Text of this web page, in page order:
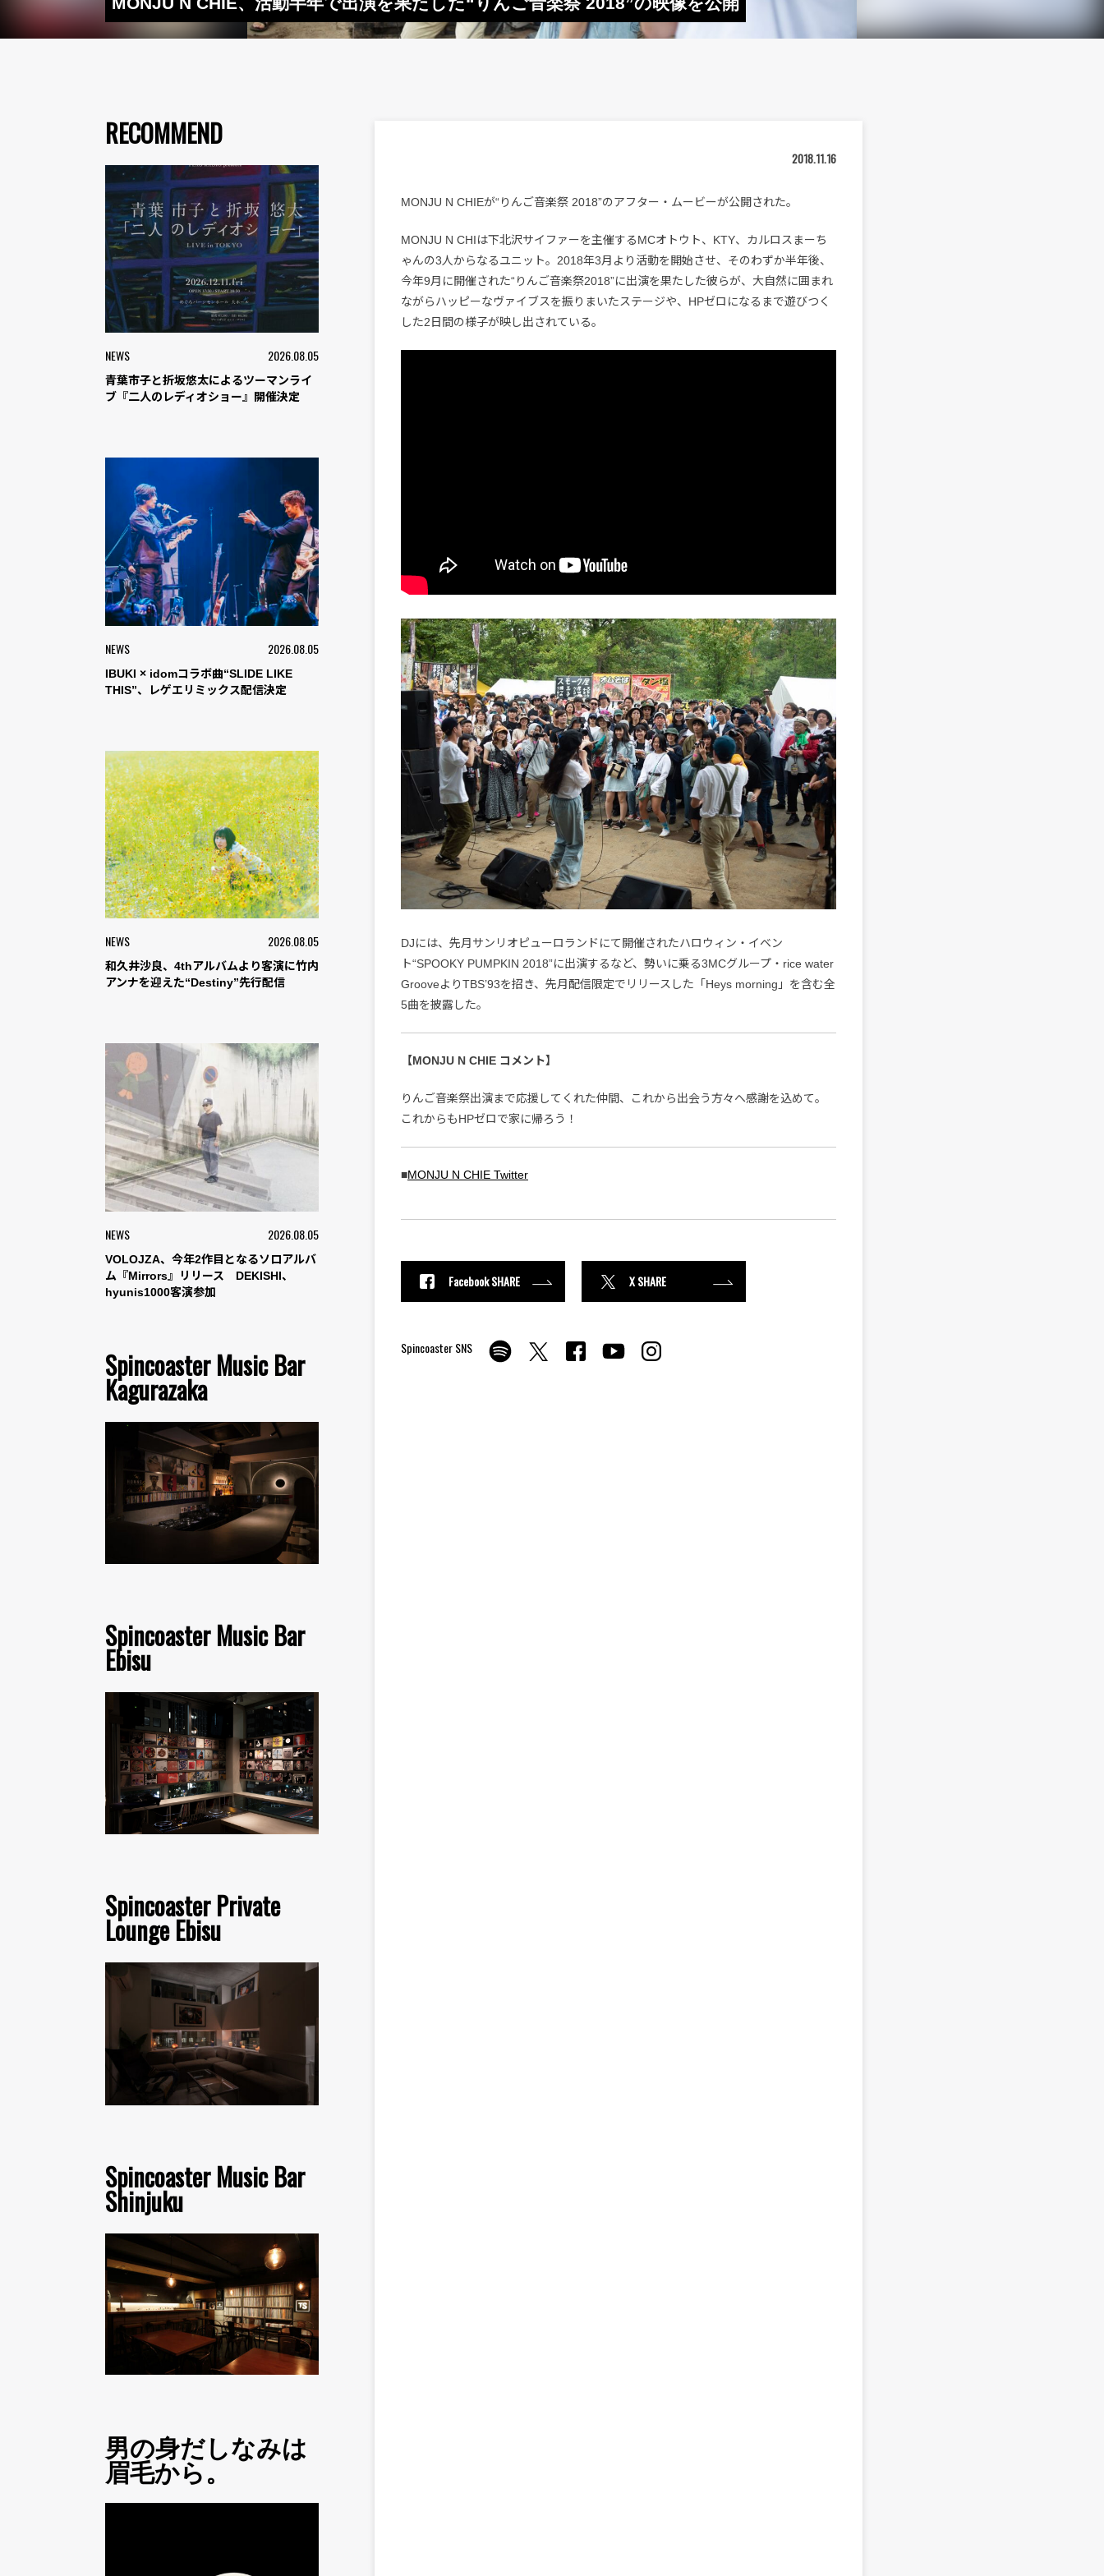
RECOMMEND
NEWS 2026.08.05
青葉市子と折坂悠太によるツーマンライ
ブ『二人のレディオショー』開催決定
NEWS 2026.08.05
IBUKI × idomコラボ曲“SLIDE LIKE
THIS”、レゲエリミックス配信決定
NEWS 2026.08.05
和久井沙良、4thアルバムより客演に竹内
アンナを迎えた“Destiny”先行配信
NEWS 2026.08.05
VOLOJZA、今年2作目となるソロアルバ
ム『Mirrors』リリース DEKISHI、
hyunis1000客演参加
Spincoaster Music Bar
Kagurazaka
Spincoaster Music Bar
Ebisu
Spincoaster Private
Lounge Ebisu
Spincoaster Music Bar
Shinjuku
男の身だしなみは
眉毛から。
2018.11.16
MONJU N CHIEが“りんご音楽祭 2018”のアフター・ムービーが公開された。
MONJU N CHIは下北沢サイファーを主催するMCオトウト、KTY、カルロスまーち
ゃんの3人からなるユニット。2018年3月より活動を開始させ、そのわずか半年後、
今年9月に開催された“りんご音楽祭2018”に出演を果たした彼らが、大自然に囲まれ
ながらハッピーなヴァイブスを振りまいたステージや、HPゼロになるまで遊びつく
した2日間の様子が映し出されている。
DJには、先月サンリオピューロランドにて開催されたハロウィン・イベン
ト“SPOOKY PUMPKIN 2018”に出演するなど、勢いに乗る3MCグループ・rice water
GrooveよりTBS’93を招き、先月配信限定でリリースした「Heys morning」を含む全
5曲を披露した。
【MONJU N CHIE コメント】
りんご音楽祭出演まで応援してくれた仲間、これから出会う方々へ感謝を込めて。
これからもHPゼロで家に帰ろう！
■MONJU N CHIE Twitter
Facebook SHARE X SHARE
Spincoaster SNS